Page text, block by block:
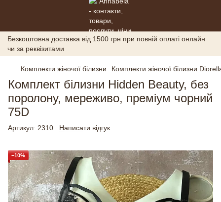
Безкоштовна доставка від 1500 грн при повній оплаті онлайн
чи за реквізитами
Комплекти жіночої білизни Комплекти жіночої білизни
Комплект білизни Hidden Beauty, без
поролону, мереживо, преміум чорний
75D
Артикул: 2310 Написати відгук
−10%